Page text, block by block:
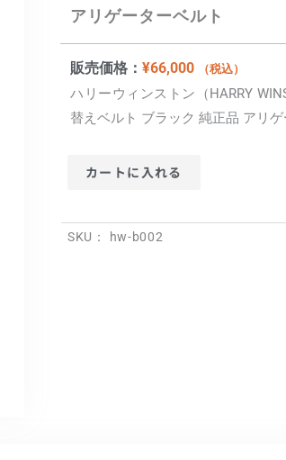
アリゲーターベルト
販売価格： ¥66,000 （税込）
ハリーウィンストン（HARRY
替えベルト ブラック 純正品 アリ
カートに入れる
SKU： hw-b002